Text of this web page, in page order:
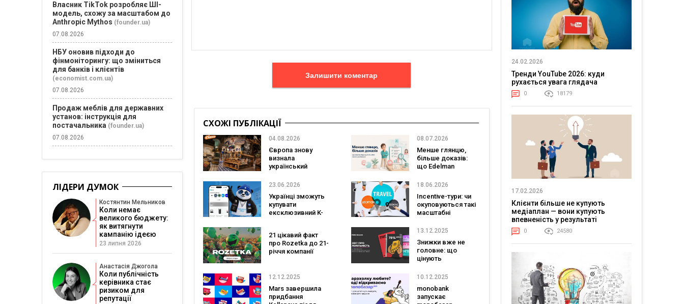
Залишити коментар
СХОЖІ ПУБЛІКАЦІЇ
04.08.2026
Європа знову
визнала
український
«Сільпо» увійшли
найкращих
супермаркетів
08.07.2026
Менше глянцю,
більше доказів:
що Edelman
змінює для
23.06.2026
Українці зможуть
купувати
ексклюзивний K-
напряму з Азії
18.06.2026
Incentive-тури: чи
окуповуються такі
масштабні
чого вони бізнесу
21 цікавий факт
про Rozetka до 21-
річчя компанії
13.12.2025
Знижки вже не
головне: що
цінують
програмах
12.12.2025
Mars завершила
придбання
10.12.2025
monobank
запускає
Власник TikTok розробляє ШІ-
модель, схожу за масштабом до
Anthropic Mythos (founder.ua)
07.08.2026
НБУ оновив підходи до
фінмоніторингу: що зміниться
для банків і клієнтів
(economist.com.ua)
07.08.2026
Продаж меблів для державних
установ: інструкція для
постачальника (founder.ua)
07.08.2026
ЛІДЕРИ ДУМОК
Костянтин Мельников
Коли немає
великого бюджету:
як витягнути
кампанію ідеєю
23 липня 2026
Анастасія Джогола
Коли публічність
керівника стає
ризиком для
репутації
24.02.2026
Тренди YouTube 2026: куди
рухається увага глядача
0 18179
17.02.2026
Клієнти більше не купують
медіаплан — вони купують
впевненість у результаті
0 24580